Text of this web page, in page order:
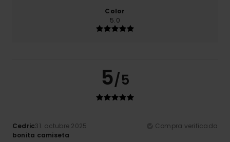
Color
5.0
5/5
Cedric31. octubre 2025
Compra verificada
bonita camiseta